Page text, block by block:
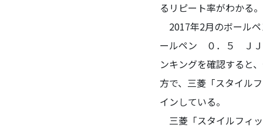
るリピート率がわかる。
2017年2月のボール
ールペン ０．５ ＪＪ
ンキングを確認すると
方で、三菱「スタイル
インしている。
三菱「スタイルフィ